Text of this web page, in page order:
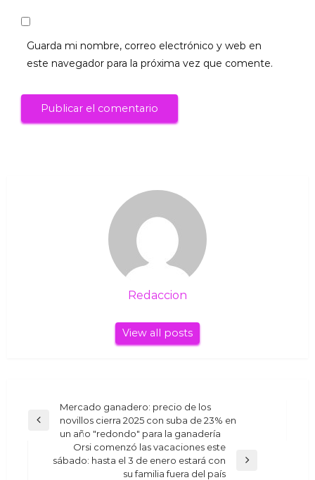
Guarda mi nombre, correo electrónico y web en
este navegador para la próxima vez que comente.
Redaccion
View all posts
Navegación
entradas
Previous
Mercado ganadero: precio de los
novillos cierra 2025 con suba de 23% en
un año "redondo" para la ganadería
Next
Orsi comenzó las vacaciones este
sábado: hasta el 3 de enero estará con
su familia fuera del país